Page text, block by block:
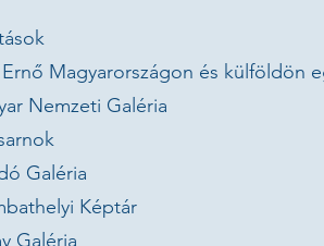
1,900
softly we look at one another." –
Magyarországon és külföldön
Nemzeti Galéria
Galéria
Képtár
Galéria